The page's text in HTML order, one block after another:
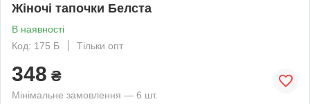
Жіночі тапочки Белста
В наявності
Код: 175 Б
Тільки опт
348 ₴
Мінімальне замовлення — 6 шт.